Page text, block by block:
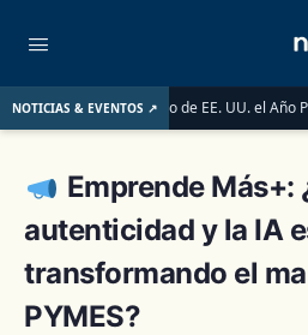
NOTICIAS & EVENTOS ↗
Inmobiliario de EE. UU. el Año Pasado
Emprende Más+:
autenticidad y la IA
transformando el
PYMES?